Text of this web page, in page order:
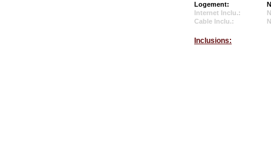
Logement:
Internet Inclu.:
Cable Inclu.:
Inclusions: